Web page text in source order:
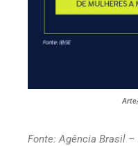
Fonte: Agência Brasil